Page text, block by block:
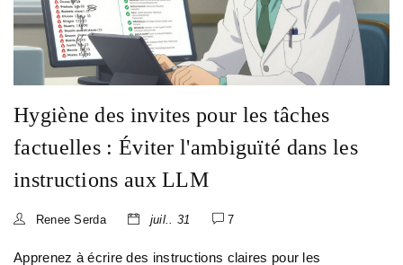
Hygiène des invites pour les tâches
factuelles : Éviter l'ambiguïté dans les
instructions aux LLM
Renee Serda juil.. 31 7
Apprenez à écrire des instructions claires pour les